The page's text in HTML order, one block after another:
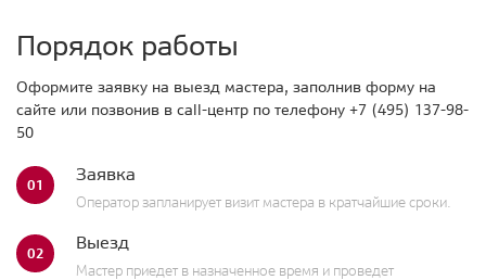
Порядок работы
Оформите заявку на выезд мастера, заполнив форму на
сайте или позвонив в call-центр по телефону +7 (495) 137-98-
50
01 Заявка
Оператор запланирует визит мастера в кратчайшие сроки.
02 Выезд
Мастер приедет в назначенное время и проведет